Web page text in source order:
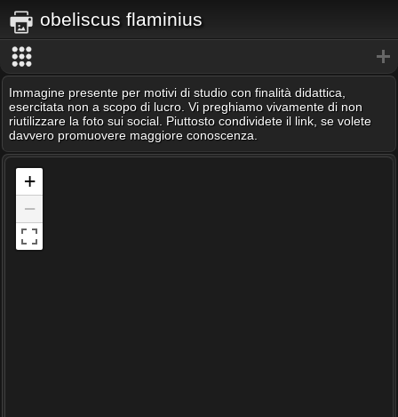
obeliscus flaminius
Immagine presente per motivi di studio con finalità didattica,
esercitata non a scopo di lucro. Vi preghiamo vivamente di non
riutilizzare la foto sui social. Piuttosto condividete il link, se volete
davvero promuovere maggiore conoscenza.
+
−